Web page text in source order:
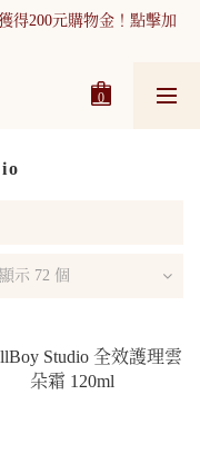
得200元購物金！點擊加
得200元購物金！點擊加
運
示 72 個